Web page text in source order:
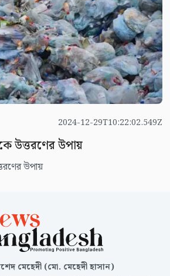
2024-12-29T10:22:02.549Z
উত্তরণের উপায়
উপায়
মেহেদী (মো. মেহেদী হাসান)